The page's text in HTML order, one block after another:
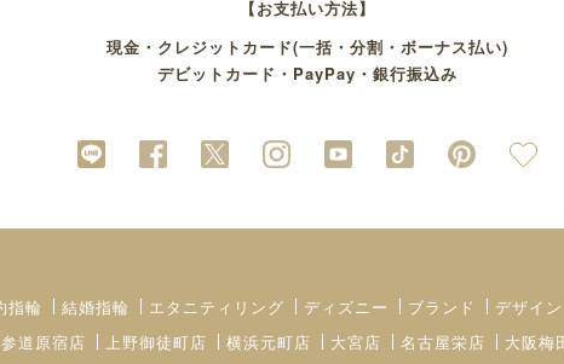
【お支払い方法】
現金・クレジットカード(一括・分割・ボーナス払い)
デビットカード・PayPay・銀行振込み
指輪 結婚指輪 エタニティリング ディズニー ブランド デザイ
道原宿店 上野御徒町店 横浜元町店 大宮店 名古屋栄店 大阪梅